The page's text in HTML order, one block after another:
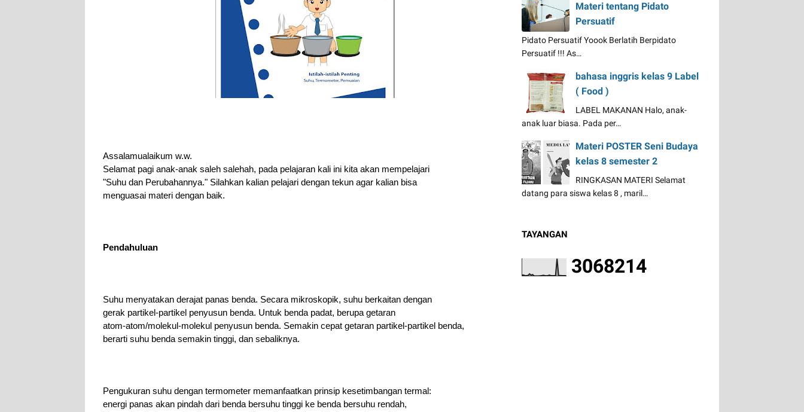
Assalamualaikum w.w.
Selamat pagi anak-anak saleh salehah, pada pelajaran kali ini kita akan mempelajari
"Suhu dan Perubahannya." Silahkan kalian pelajari dengan tekun agar kalian bisa
menguasai materi dengan baik.
Pendahuluan
Suhu menyatakan derajat panas benda. Secara mikroskopik, suhu berkaitan dengan
gerak partikel-partikel penyusun benda. Untuk benda padat, berupa getaran
atom-atom/molekul-molekul penyusun benda. Semakin cepat getaran partikel-partikel benda,
berarti suhu benda semakin tinggi, dan sebaliknya.
Pengukuran suhu dengan termometer memanfaatkan prinsip kesetimbangan termal:
energi panas akan pindah dari benda bersuhu tinggi ke benda bersuhu rendah,
Materi tentang Pidato
Persuatif
Pidato Persuatif Yoook Berlatih Berpidato
Persuatif !!! As…
bahasa inggris kelas 9 Label
( Food )
LABEL MAKANAN Halo, anak-
anak luar biasa. Pada per…
Materi POSTER Seni Budaya
kelas 8 semester 2
RINGKASAN MATERI Selamat
datang para siswa kelas 8 , maril…
TAYANGAN
3068214